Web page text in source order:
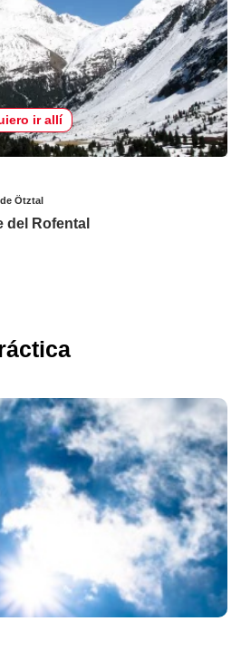
ir allí
Ötztal
del Rofental